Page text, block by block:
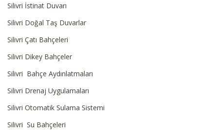
Silivri İstinat Duvarı
Silivri Doğal Taş Duvarlar
Silivri Çatı Bahçeleri
Silivri Dikey Bahçeler
Silivri Bahçe Aydınlatmaları
Silivri Drenaj Uygulamaları
Silivri Otomatik Sulama Sistemi
Silivri Su Bahçeleri